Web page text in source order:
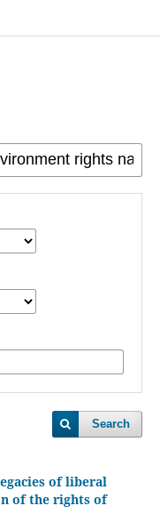
Search
of liberal
of the rights of